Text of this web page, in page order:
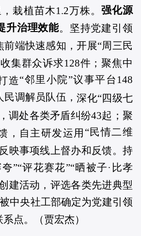
栽植苗木1.2万株。 强化源
升治理效能。坚持党建引领
前端快速感知，开展“周三民
集群众诉求128件；聚焦中
造“邻里小院”议事平台148
民调解员队伍，深化“四级七
调处各类矛盾纠纷43起；聚
，自主研发运用 “民情二维
映事项线上督办和反馈。持
”“评花赛花”“晒被子·比孝
建活动，评选各类先进典型
中央社工部确定为党建引领
点。（贾宏杰）